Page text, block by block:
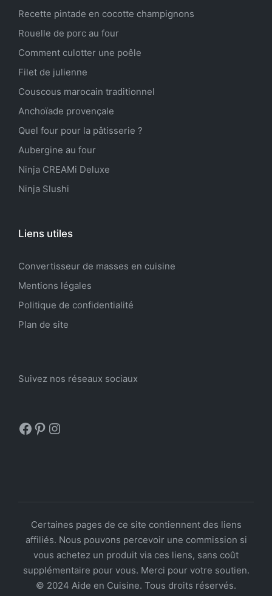
Recette pintade en cocotte champignons
Rouelle de porc au four
Comment culotter une poêle
Filet de julienne
Couscous marocain traditionnel
Anchoïade provençale
Quel four pour la pâtisserie ?
Aubergine au four
Ninja CREAMi Deluxe
Ninja Slushi
Liens utiles
Convertisseur de masses en cuisine
Mentions légales
Politique de confidentialité
Plan de site
Suivez nos réseaux sociaux
Facebook
Pinterest
Instagram
Certaines pages de ce site contiennent des liens
affiliés. Nous pouvons percevoir une commission si
vous achetez un produit via ces liens, sans coût
supplémentaire pour vous. Merci pour votre soutien.
© 2024 Aide en Cuisine. Tous droits réservés.